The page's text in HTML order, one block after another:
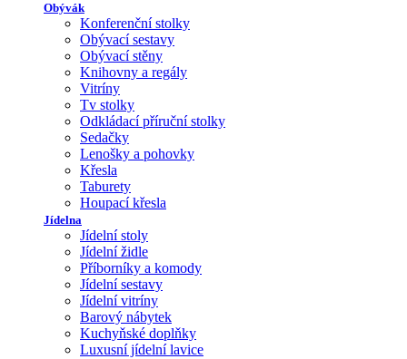
Obývák
Konferenční stolky
Obývací sestavy
Obývací stěny
Knihovny a regály
Vitríny
Tv stolky
Odkládací příruční stolky
Sedačky
Lenošky a pohovky
Křesla
Taburety
Houpací křesla
Jídelna
Jídelní stoly
Jídelní židle
Příborníky a komody
Jídelní sestavy
Jídelní vitríny
Barový nábytek
Kuchyňské doplňky
Luxusní jídelní lavice